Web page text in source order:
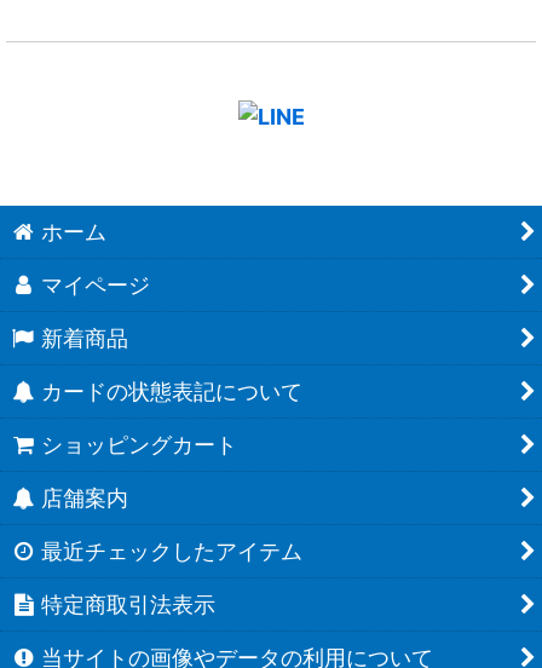
ホーム
マイページ
新着商品
カードの状態表記について
ショッピングカート
店舗案内
最近チェックしたアイテム
特定商取引法表示
当サイトの画像やデータの利用について